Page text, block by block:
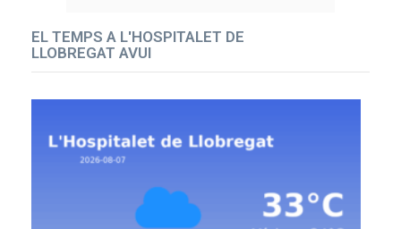
EL TEMPS A L'HOSPITALET DE
LLOBREGAT AVUI